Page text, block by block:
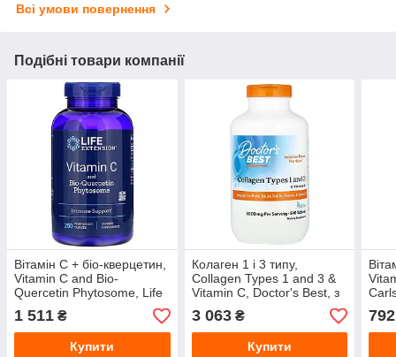
Всі умови повернення
Подібні товари компанії
Вітамін С + біо-кверцетин,
Vitamin C and Bio-
Quercetin Phytosome, Life
Extension, 250
вегетаріанських таблеток
1 511 ₴
Купити
Колаген 1 і 3 типу,
Collagen Types 1 and 3 &
Vitamin C, Doctor's Best, з
вітаміном С, 540 таблеток
3 063₴
Купити
792